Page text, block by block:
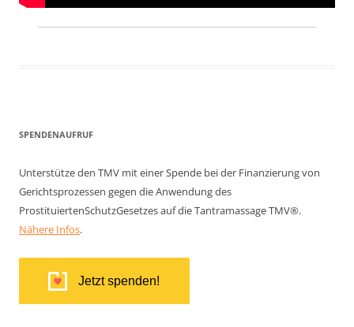
SPENDENAUFRUF
Unterstütze den TMV mit einer Spende bei der Finanzierung von
Gerichtsprozessen gegen die Anwendung des
ProstituiertenSchutzGesetzes auf die Tantramassage TMV®.
Nähere Infos.
Jetzt spenden!